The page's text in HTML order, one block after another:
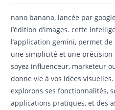
nano banana, lancée par
l’édition d’images. cette
l’application gemini, permet
une simplicité et une
soyez influenceur, marketeur
donne vie à vos idées
explorons ses fonctionnalités,
applications pratiques, et des